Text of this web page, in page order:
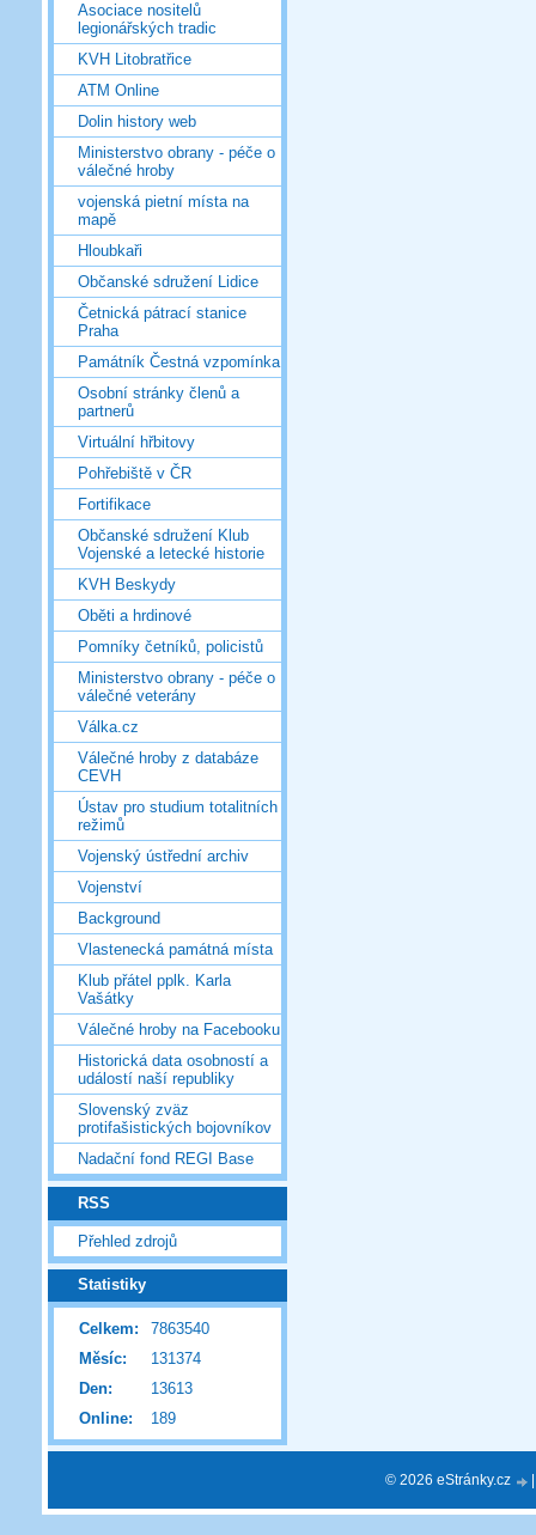
Asociace nositelů
legionářských tradic
KVH Litobratřice
ATM Online
Dolin history web
Ministerstvo obrany - péče o
válečné hroby
vojenská pietní místa na
mapě
Hloubkaři
Občanské sdružení Lidice
Četnická pátrací stanice
Praha
Památník Čestná vzpomínka
Osobní stránky členů a
partnerů
Virtuální hřbitovy
Pohřebiště v ČR
Fortifikace
Občanské sdružení Klub
Vojenské a letecké historie
KVH Beskydy
Oběti a hrdinové
Pomníky četníků, policistů
Ministerstvo obrany - péče o
válečné veterány
Válka.cz
Válečné hroby z databáze
CEVH
Ústav pro studium totalitních
režimů
Vojenský ústřední archiv
Vojenství
Background
Vlastenecká památná místa
Klub přátel pplk. Karla
Vašátky
Válečné hroby na Facebooku
Historická data osobností a
událostí naší republiky
Slovenský zväz
protifašistických bojovníkov
Nadační fond REGI Base
RSS
Přehled zdrojů
Statistiky
Online: 189
Celkem:
7863540
Měsíc:
131374
Den:
13613
© 2026 eStránky.cz